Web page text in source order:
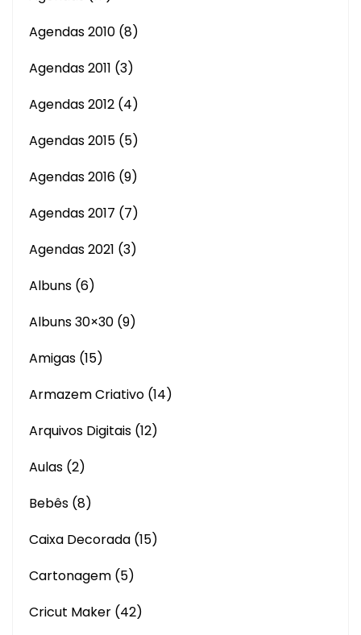
Agendas 2010 (8)
Agendas 2011 (3)
Agendas 2012 (4)
Agendas 2015 (5)
Agendas 2016 (9)
Agendas 2017 (7)
Agendas 2021 (3)
Albuns (6)
Albuns 30×30 (9)
Amigas (15)
Armazem Criativo (14)
Arquivos Digitais (12)
Aulas (2)
Bebês (8)
Caixa Decorada (15)
Cartonagem (5)
Cricut Maker (42)